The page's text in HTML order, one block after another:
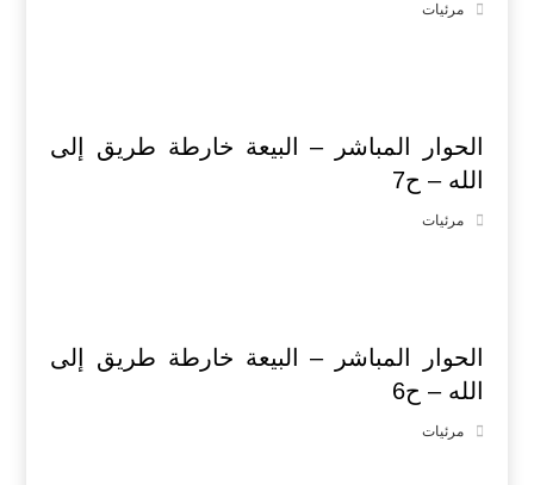
مرئيات
الحوار المباشر – البيعة خارطة طريق إلى
الله – ح7
مرئيات
الحوار المباشر – البيعة خارطة طريق إلى
الله – ح6
مرئيات